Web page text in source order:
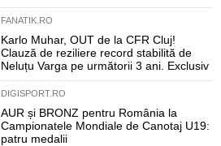
FANATIK.RO
Karlo Muhar, OUT de la CFR Cluj!
Clauză de reziliere record stabilită de
Neluțu Varga pe următorii 3 ani. Exclusiv
DIGISPORT.RO
AUR și BRONZ pentru România la
Campionatele Mondiale de Canotaj U19:
patru medalii